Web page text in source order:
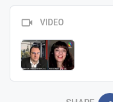
VIDEO